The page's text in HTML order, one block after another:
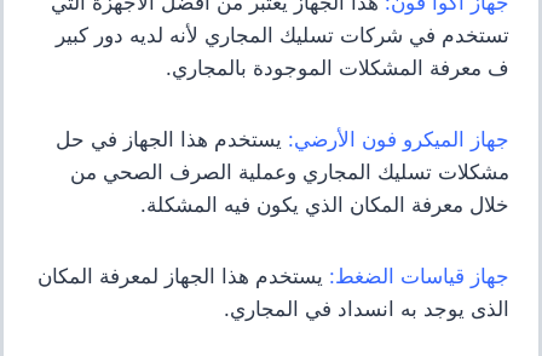
تستخدم في شركات تسليك المجاري لأنه لديه دور كبير
ف معرفة المشكلات الموجودة بالمجاري.
جهاز الميكرو فون الأرضي: يستخدم هذا الجهاز في حل
مشكلات تسليك المجاري وعملية الصرف الصحي من
خلال معرفة المكان الذي يكون فيه المشكلة.
جهاز قياسات الضغط: يستخدم هذا الجهاز لمعرفة المكان
الذى يوجد به انسداد في المجاري.